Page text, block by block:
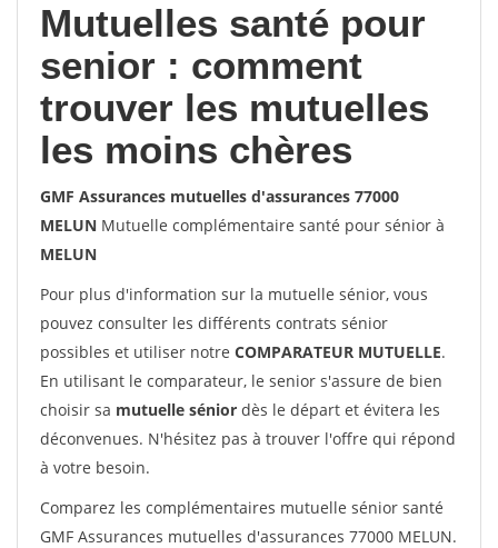
Mutuelles santé pour
senior : comment
trouver les mutuelles
les moins chères
GMF Assurances mutuelles d'assurances 77000
MELUN Mutuelle complémentaire santé pour sénior à
MELUN
Pour plus d'information sur la mutuelle sénior, vous
pouvez consulter les différents contrats sénior
possibles et utiliser notre COMPARATEUR MUTUELLE.
En utilisant le comparateur, le senior s'assure de bien
choisir sa mutuelle sénior dès le départ et évitera les
déconvenues. N'hésitez pas à trouver l'offre qui répond
à votre besoin.
Comparez les complémentaires mutuelle sénior santé
GMF Assurances mutuelles d'assurances 77000 MELUN.